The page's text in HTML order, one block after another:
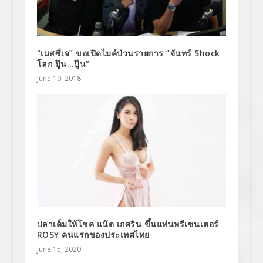
“เมสซี่เจ” ขอเปิดไมค์ป่วนรายการ “จันทร์ Shock
โลก ปู๊น…ปู๊น”
June 10, 2018
ปลาเค็มให้โชค แน๊ต เกศริน ขึ้นแท่นพรีเซนเตอร์
ROSY คนแรกของประเทศไทย
June 15, 2020